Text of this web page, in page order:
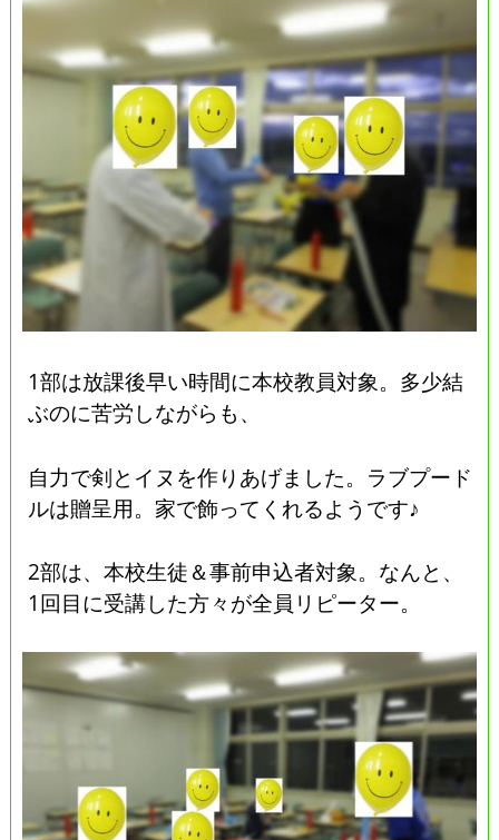
1部は放課後早い時間に本校教員対象。多少結
ぶのに苦労しながらも、
自力で剣とイヌを作りあげました。ラブプード
ルは贈呈用。家で飾ってくれるようです♪
2部は、本校生徒＆事前申込者対象。なんと、
1回目に受講した方々が全員リピーター。